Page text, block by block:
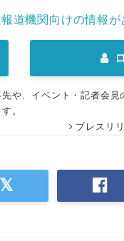
道機関向けの情報が
や、イベント・記者会見
。
プレスリ